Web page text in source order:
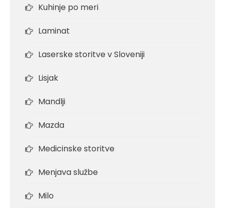
Kuhinje po meri
Laminat
Laserske storitve v Sloveniji
Lisjak
Mandlji
Mazda
Medicinske storitve
Menjava službe
Milo